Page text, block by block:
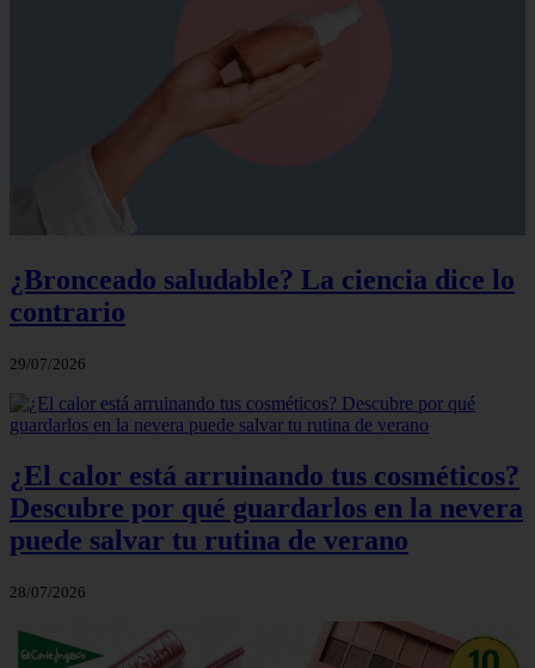
¿Bronceado saludable? La ciencia dice lo
contrario
29/07/2026
¿El calor está arruinando tus cosméticos?
Descubre por qué guardarlos en la nevera
puede salvar tu rutina de verano
28/07/2026